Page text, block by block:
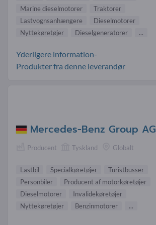
Marine dieselmotorer
Traktorer
Lastvognsanhængere
Dieselmotorer
Nyttekøretøjer
Dieselgeneratorer ...
Yderligere information-
Produkter fra denne leverandør
Mercedes-Benz Group AG
Producent Tyskland Globalt
Lastbil Specialkøretøjer
Turistbusser
Personbiler
Producent af motorkøretøjer
Dieselmotorer
Invalidekøretøjer
Nyttekøretøjer
Benzinmotorer ...